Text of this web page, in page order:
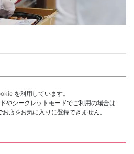
を利用しています。
やシークレットモードでご利用の場合は
店をお気に入りに登録できません。